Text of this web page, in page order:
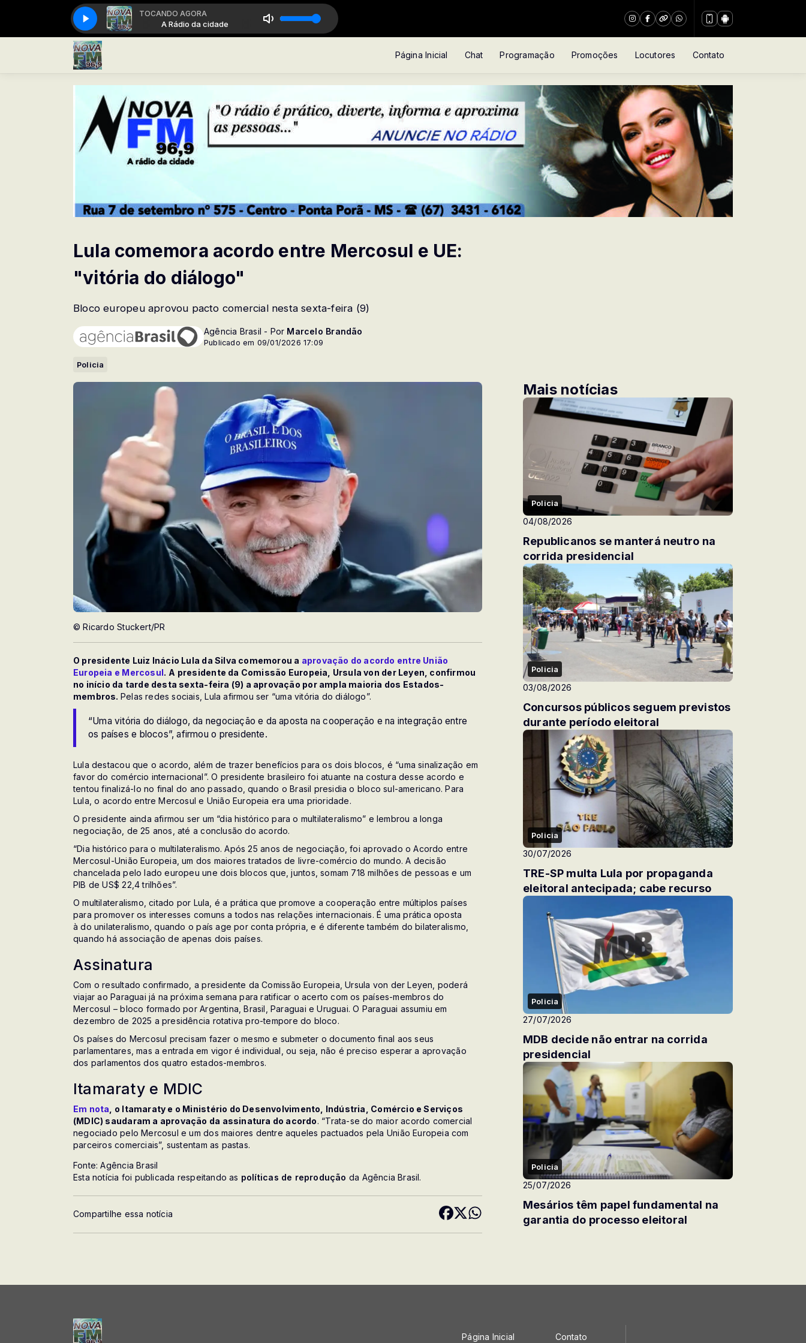
TOCANDO AGORA
A Rádio da cidade A Rádio da cidade
Página Inicial Chat Programação Promoções Locutores Contato
Lula comemora acordo entre Mercosul e UE:
"vitória do diálogo"
Bloco europeu aprovou pacto comercial nesta sexta-feira (9)
Agência Brasil - Por Marcelo Brandão
Publicado em 09/01/2026 17:09
Policia
© Ricardo Stuckert/PR
O presidente Luiz Inácio Lula da Silva comemorou a aprovação do acordo entre União
Europeia e Mercosul. A presidente da Comissão Europeia, Ursula von der Leyen, confirmou
no início da tarde desta sexta-feira (9) a aprovação por ampla maioria dos Estados-
membros. Pelas redes sociais, Lula afirmou ser “uma vitória do diálogo”.
“Uma vitória do diálogo, da negociação e da aposta na cooperação e na integração entre
os países e blocos”, afirmou o presidente.
Lula destacou que o acordo, além de trazer benefícios para os dois blocos, é “uma sinalização em
favor do comércio internacional”. O presidente brasileiro foi atuante na costura desse acordo e
tentou finalizá-lo no final do ano passado, quando o Brasil presidia o bloco sul-americano. Para
Lula, o acordo entre Mercosul e União Europeia era uma prioridade.
O presidente ainda afirmou ser um “dia histórico para o multilateralismo” e lembrou a longa
negociação, de 25 anos, até a conclusão do acordo.
“Dia histórico para o multilateralismo. Após 25 anos de negociação, foi aprovado o Acordo entre
Mercosul-União Europeia, um dos maiores tratados de livre-comércio do mundo. A decisão
chancelada pelo lado europeu une dois blocos que, juntos, somam 718 milhões de pessoas e um
PIB de US$ 22,4 trilhões”.
O multilateralismo, citado por Lula, é a prática que promove a cooperação entre múltiplos países
para promover os interesses comuns a todos nas relações internacionais. É uma prática oposta
à do unilateralismo, quando o país age por conta própria, e é diferente também do bilateralismo,
quando há associação de apenas dois países.
Assinatura
Com o resultado confirmado, a presidente da Comissão Europeia, Ursula von der Leyen, poderá
viajar ao Paraguai já na próxima semana para ratificar o acerto com os países-membros do
Mercosul – bloco formado por Argentina, Brasil, Paraguai e Uruguai. O Paraguai assumiu em
dezembro de 2025 a presidência rotativa pro-tempore do bloco.
Os países do Mercosul precisam fazer o mesmo e submeter o documento final aos seus
parlamentares, mas a entrada em vigor é individual, ou seja, não é preciso esperar a aprovação
dos parlamentos dos quatro estados-membros.
Itamaraty e MDIC
Em nota , o Itamaraty e o Ministério do Desenvolvimento, Indústria, Comércio e Serviços
(MDIC) saudaram a aprovação da assinatura do acordo. “Trata-se do maior acordo comercial
negociado pelo Mercosul e um dos maiores dentre aqueles pactuados pela União Europeia com
parceiros comerciais”, sustentam as pastas.
Fonte: Agência Brasil
Esta notícia foi publicada respeitando as políticas de reprodução da Agência Brasil.
Compartilhe essa notícia
Mais notícias
Policia
04/08/2026
Republicanos se manterá neutro na
corrida presidencial
Policia
03/08/2026
Concursos públicos seguem previstos
durante período eleitoral
Policia
30/07/2026
TRE-SP multa Lula por propaganda
eleitoral antecipada; cabe recurso
Policia
27/07/2026
MDB decide não entrar na corrida
presidencial
Policia
25/07/2026
Mesários têm papel fundamental na
garantia do processo eleitoral
Página Inicial Contato